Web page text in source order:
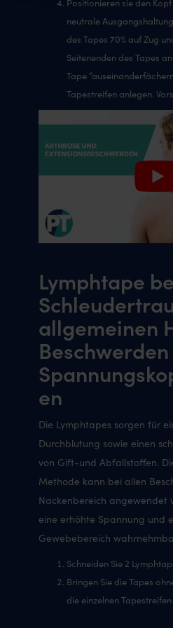
Positionieren sie den
neutrale
des Tapes 70% auf Zug
Seitenenden des Tapes
Tape
Tapestreifen anlegen.
Lymphtape
allgemeinen
en
Die Lymphtapes sorgen für
Durchblutung sowie einen
von Gift-und Abfallstoffen.
Methode kann bei allen
Nackenbereich angewendet
eine erhöhte Spannung und
Gewebebereich
Schneiden Sie 2
Bringen Sie die Tapes
die einzelnen